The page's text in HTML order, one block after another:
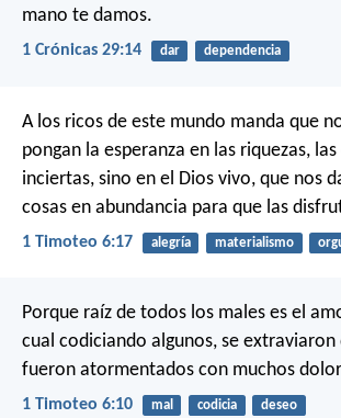
mano te damos.
1 Crónicas 29:14 dar dependencia
A los ricos de este mundo manda que
pongan la esperanza en las riquezas,
inciertas, sino en el Dios vivo, que nos
cosas en abundancia para que las
1 Timoteo 6:17 alegría materialismo
Porque raíz de todos los males es el
cual codiciando algunos, se extraviaron
fueron atormentados con muchos
1 Timoteo 6:10 mal codicia deseo